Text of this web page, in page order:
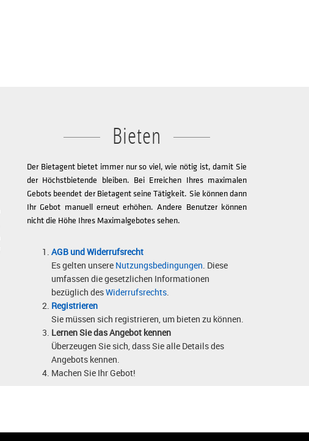
Bieten
Der Bietagent bietet immer nur so viel, wie nötig ist, damit Sie
der Höchstbietende bleiben. Bei Erreichen Ihres maximalen
Gebots beendet der Bietagent seine Tätigkeit. Sie können dann
Ihr Gebot manuell erneut erhöhen. Andere Benutzer können
nicht die Höhe Ihres Maximalgebotes sehen.
AGB und Widerrufsrecht
Es gelten unsere Nutzungsbedingungen. Diese
umfassen die gesetzlichen Informationen
bezüglich desWiderrufsrechts.
Registrieren
Sie müssen sich registrieren, um bieten zu können.
Lernen Sie das Angebot kennen
Überzeugen Sie sich, dass Sie alle Details des
Angebots kennen.
Machen Sie Ihr Gebot!